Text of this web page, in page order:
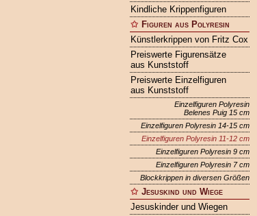
Kindliche Krippenfiguren
Figuren aus Polyresin
Künstlerkrippen von Fritz Cox
Preiswerte Figurensätze
aus Kunststoff
Preiswerte Einzelfiguren
aus Kunststoff
Einzelfiguren Polyresin
Belenes Puig 15 cm
Einzelfiguren Polyresin 14-15 cm
Einzelfiguren Polyresin 11-12 cm
Einzelfiguren Polyresin 9 cm
Einzelfiguren Polyresin 7 cm
Blockkrippen in diversen Größen
Jesuskind und Wiege
Jesuskinder und Wiegen